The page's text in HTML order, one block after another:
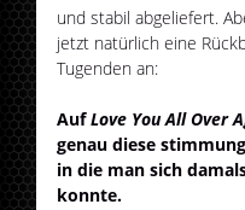
und stabil abgeliefert.
jetzt natürlich eine
Tugenden an:
AufLove You All Over
genau diese
in die man sich
konnte.